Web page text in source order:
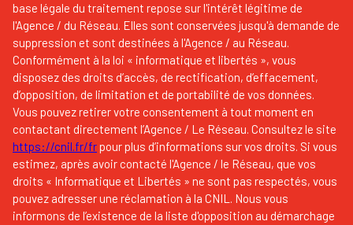
base légale du traitement repose sur l'intérêt légitime de
l'Agence / du Réseau. Elles sont conservées jusqu'à demande de
suppression et sont destinées à l'Agence / au Réseau.
Conformément à la loi « informatique et libertés », vous
disposez des droits d’accès, de rectification, d’effacement,
d’opposition, de limitation et de portabilité de vos données.
Vous pouvez retirer votre consentement à tout moment en
contactant directement l’Agence / Le Réseau. Consultez le site
https://cnil.fr/frpour plus d’informations sur vos droits. Si vous
estimez, après avoir contacté l'Agence / le Réseau, que vos
droits « Informatique et Libertés » ne sont pas respectés, vous
pouvez adresser une réclamation à la CNIL. Nous vous
informons de l’existence de la liste d'opposition au démarchage